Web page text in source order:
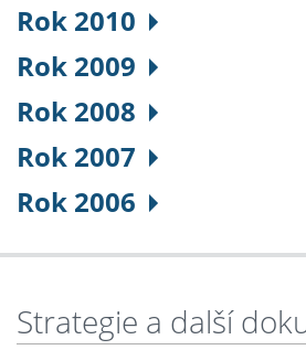
Rok 2010
Rok 2009
Rok 2008
Rok 2007
Rok 2006
Strategie a další